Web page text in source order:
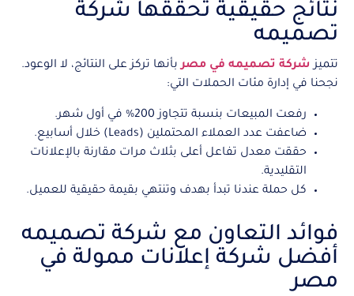
نتائج حقيقية تحققها شركة
تصميمه
تتميز شركة تصميمه في مصربأنها تركز على النتائج، لا الوعود.
نجحنا في إدارة مئات الحملات التي:
رفعت المبيعات بنسبة تتجاوز 200% في أول شهر.
ضاعفت عدد العملاء المحتملين (Leads) خلال أسابيع.
حققت معدل تفاعل أعلى بثلاث مرات مقارنة بالإعلانات
التقليدية.
كل حملة عندنا تبدأ بهدف وتنتهي بقيمة حقيقية للعميل.
فوائد التعاون مع شركة تصميمه
أفضل شركة إعلانات ممولة في
مصر